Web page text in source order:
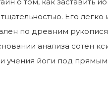
Его легко
по древним
анализа сотен
учения йоги под